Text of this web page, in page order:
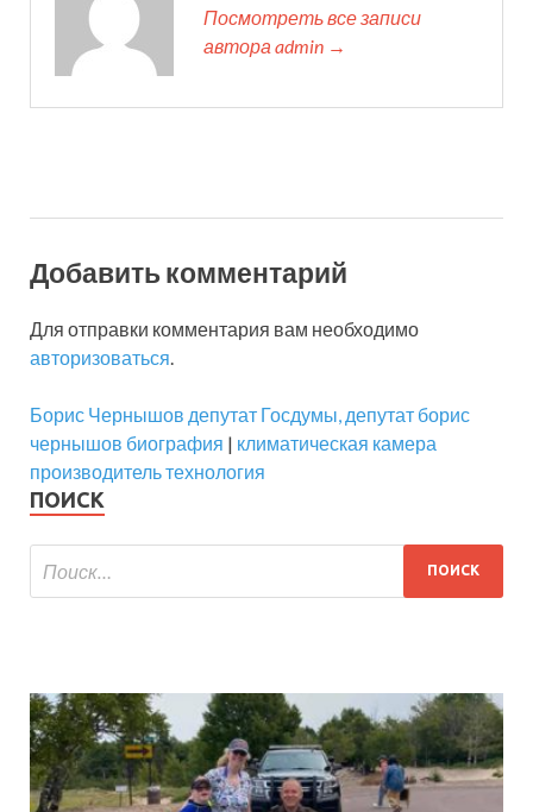
Посмотреть все записи
автора admin →
Добавить комментарий
Для отправки комментария вам необходимо
авторизоваться.
Борис Чернышов депутат Госдумы, депутат борис
чернышов биография | климатическая камера
производитель технология
ПОИСК